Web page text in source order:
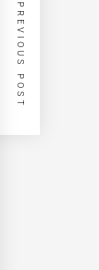
PREVIOUS POST